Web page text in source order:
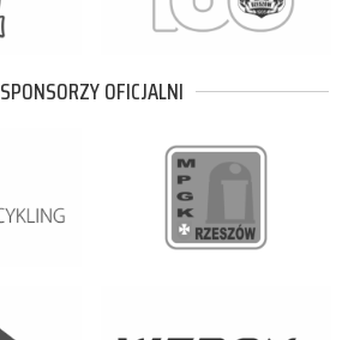
SPONSORZY OFICJALNI